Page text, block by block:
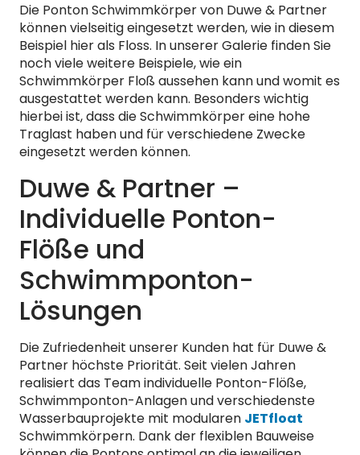
Die Ponton Schwimmkörper von Duwe & Partner
können vielseitig eingesetzt werden, wie in diesem
Beispiel hier als Floss. In unserer Galerie finden Sie
noch viele weitere Beispiele, wie ein
Schwimmkörper Floß aussehen kann und womit es
ausgestattet werden kann. Besonders wichtig
hierbei ist, dass die Schwimmkörper eine hohe
Traglast haben und für verschiedene Zwecke
eingesetzt werden können.
Duwe & Partner –
Individuelle Ponton-
Flöße und
Schwimmponton-
Lösungen
Die Zufriedenheit unserer Kunden hat für Duwe &
Partner höchste Priorität. Seit vielen Jahren
realisiert das Team individuelle Ponton-Flöße,
Schwimmponton-Anlagen und verschiedenste
Wasserbauprojekte mit modularen JETfloat
Schwimmkörpern. Dank der flexiblen Bauweise